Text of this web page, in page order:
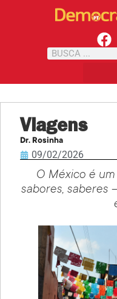
Viagens
Dr. Rosinha
09/02/2026
O México é
sabores, saberes